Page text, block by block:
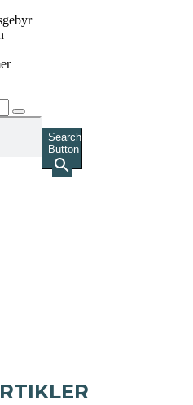
Search
Button